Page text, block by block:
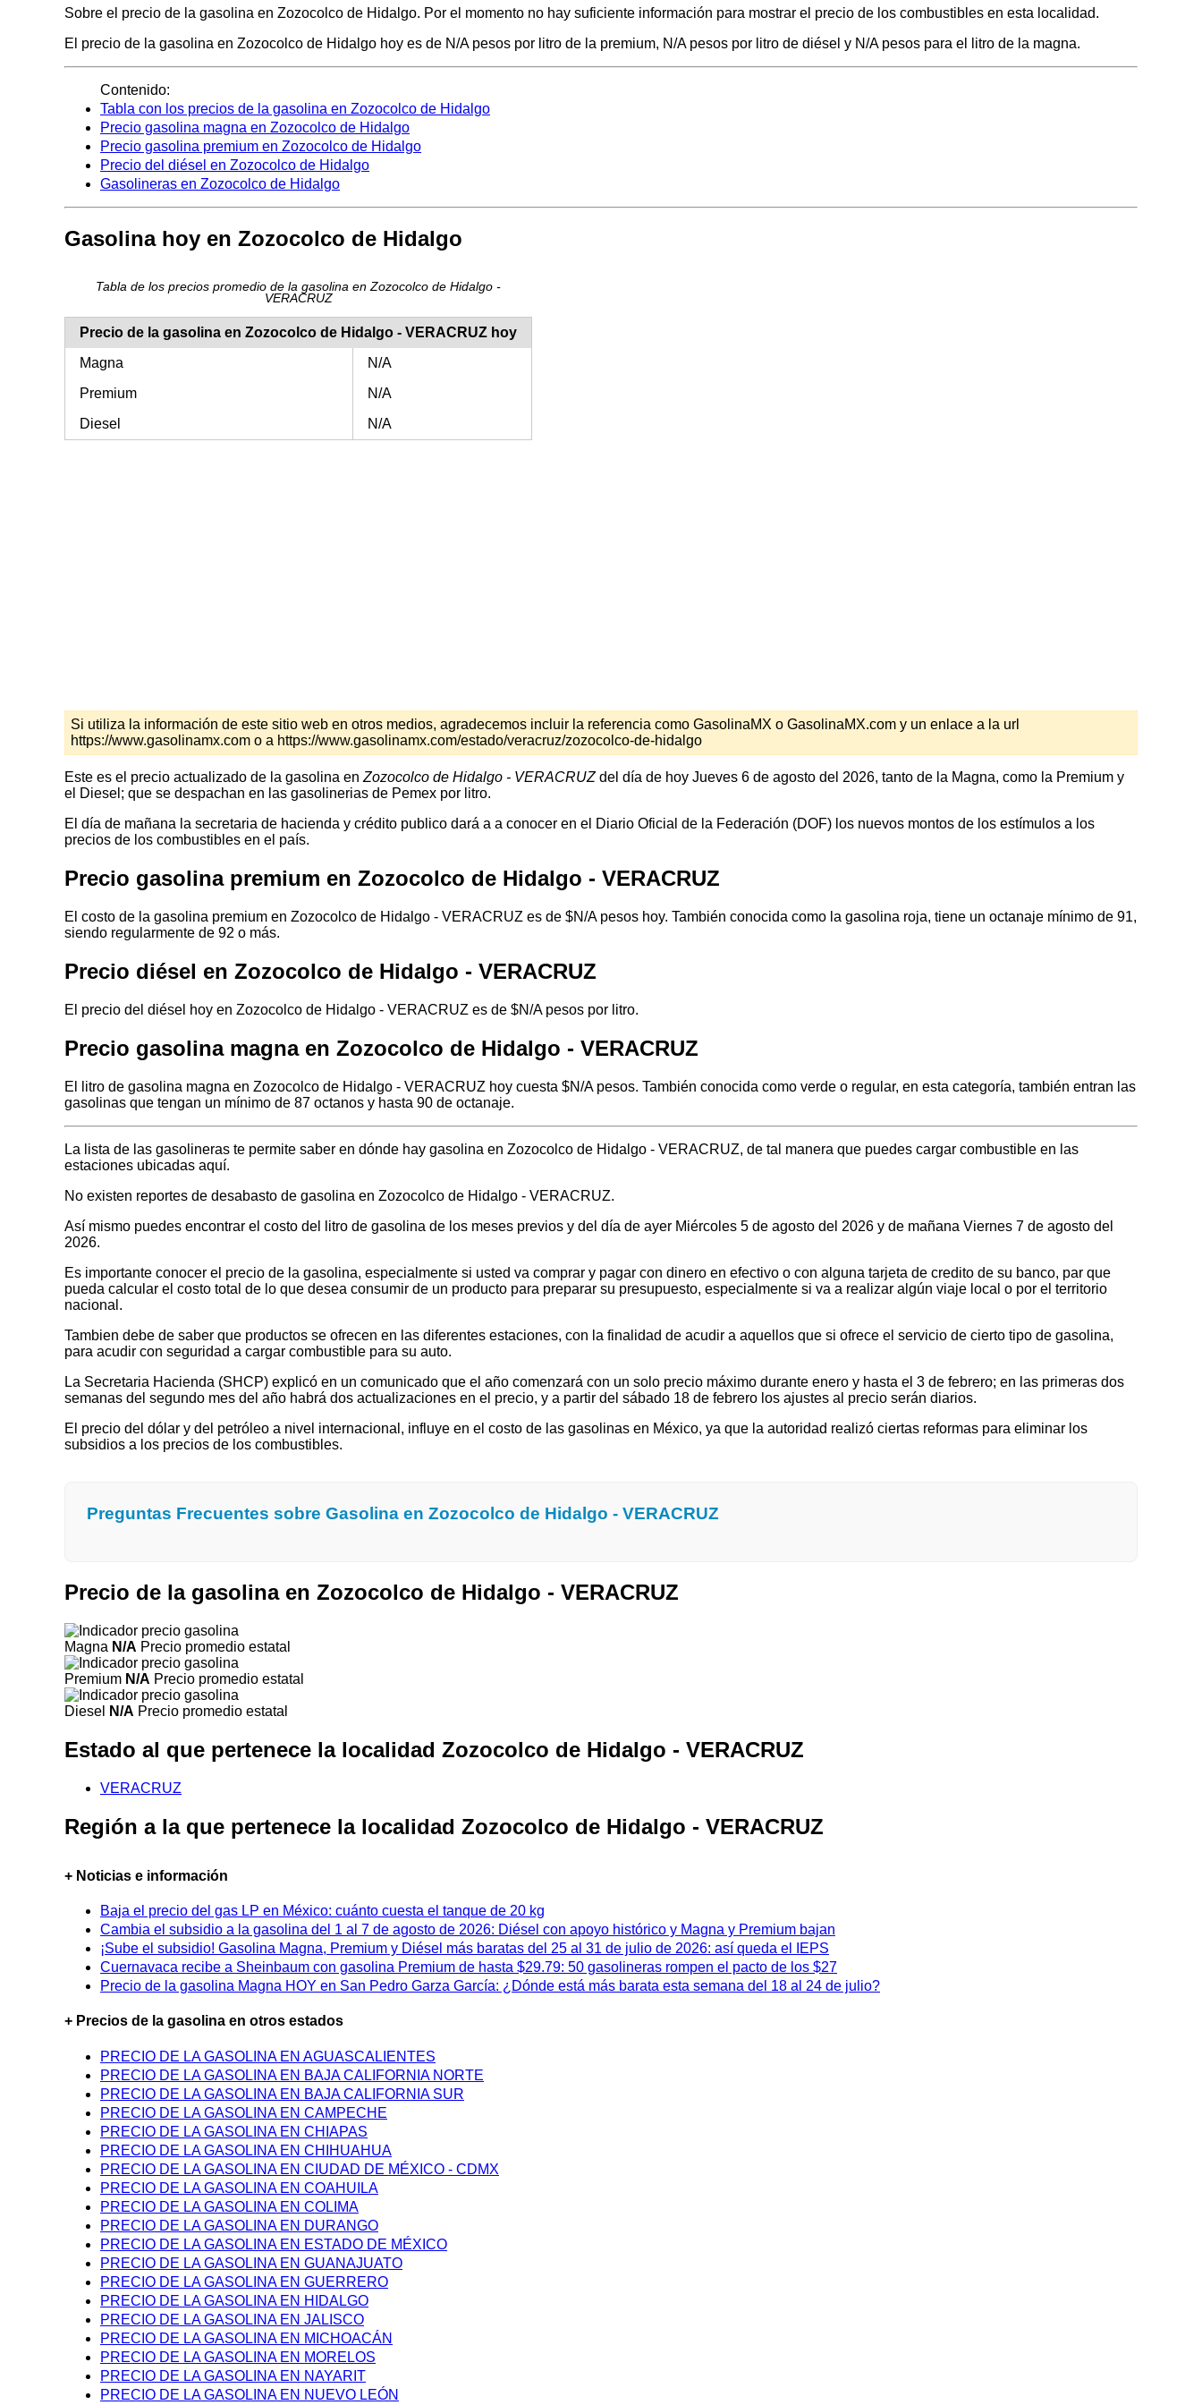
Sobre el precio de la gasolina en Zozocolco de Hidalgo. Por el momento no hay suficiente información para mostrar el precio de los combustibles en esta localidad.
El precio de la gasolina en Zozocolco de Hidalgo hoy es de N/A pesos por litro de la premium, N/A pesos por litro de diésel y N/A pesos para el litro de la magna.
Contenido:
Tabla con los precios de la gasolina en Zozocolco de Hidalgo
Precio gasolina magna en Zozocolco de Hidalgo
Precio gasolina premium en Zozocolco de Hidalgo
Precio del diésel en Zozocolco de Hidalgo
Gasolineras en Zozocolco de Hidalgo
Gasolina hoy en Zozocolco de Hidalgo
Tabla de los precios promedio de la gasolina en Zozocolco de Hidalgo -
VERACRUZ
Precio de la gasolina en Zozocolco de Hidalgo - VERACRUZ hoy
Magna
N/A
Premium
N/A
Diesel
N/A
Si utiliza la información de este sitio web en otros medios, agradecemos incluir la referencia como GasolinaMX o GasolinaMX.com y un enlace a la url
https://www.gasolinamx.com o a https://www.gasolinamx.com/estado/veracruz/zozocolco-de-hidalgo
Este es el precio actualizado de la gasolina en Zozocolco de Hidalgo - VERACRUZdel día de hoy Jueves 6 de agosto del 2026, tanto de la Magna, como la Premium y
el Diesel; que se despachan en las gasolinerias de Pemex por litro.
El día de mañana la secretaria de hacienda y crédito publico dará a a conocer en el Diario Oficial de la Federación (DOF) los nuevos montos de los estímulos a los
precios de los combustibles en el país.
Precio gasolina premium en Zozocolco de Hidalgo - VERACRUZ
El costo de la gasolina premium en Zozocolco de Hidalgo - VERACRUZ es de $N/A pesos hoy. También conocida como la gasolina roja, tiene un octanaje mínimo de 91,
siendo regularmente de 92 o más.
Precio diésel en Zozocolco de Hidalgo - VERACRUZ
El precio del diésel hoy en Zozocolco de Hidalgo - VERACRUZ es de $N/A pesos por litro.
Precio gasolina magna en Zozocolco de Hidalgo - VERACRUZ
El litro de gasolina magna en Zozocolco de Hidalgo - VERACRUZ hoy cuesta $N/A pesos. También conocida como verde o regular, en esta categoría, también entran las
gasolinas que tengan un mínimo de 87 octanos y hasta 90 de octanaje.
La lista de las gasolineras te permite saber en dónde hay gasolina en Zozocolco de Hidalgo - VERACRUZ, de tal manera que puedes cargar combustible en las
estaciones ubicadas aquí.
No existen reportes de desabasto de gasolina en Zozocolco de Hidalgo - VERACRUZ.
Así mismo puedes encontrar el costo del litro de gasolina de los meses previos y del día de ayer Miércoles 5 de agosto del 2026 y de mañana Viernes 7 de agosto del
2026.
Es importante conocer el precio de la gasolina, especialmente si usted va comprar y pagar con dinero en efectivo o con alguna tarjeta de credito de su banco, par que
pueda calcular el costo total de lo que desea consumir de un producto para preparar su presupuesto, especialmente si va a realizar algún viaje local o por el territorio
nacional.
Tambien debe de saber que productos se ofrecen en las diferentes estaciones, con la finalidad de acudir a aquellos que si ofrece el servicio de cierto tipo de gasolina,
para acudir con seguridad a cargar combustible para su auto.
La Secretaria Hacienda (SHCP) explicó en un comunicado que el año comenzará con un solo precio máximo durante enero y hasta el 3 de febrero; en las primeras dos
semanas del segundo mes del año habrá dos actualizaciones en el precio, y a partir del sábado 18 de febrero los ajustes al precio serán diarios.
El precio del dólar y del petróleo a nivel internacional, influye en el costo de las gasolinas en México, ya que la autoridad realizó ciertas reformas para eliminar los
subsidios a los precios de los combustibles.
Preguntas Frecuentes sobre Gasolina en Zozocolco de Hidalgo - VERACRUZ
Precio de la gasolina en Zozocolco de Hidalgo - VERACRUZ
Magna N/A Precio promedio estatal
Premium N/A Precio promedio estatal
Diesel N/A Precio promedio estatal
Estado al que pertenece la localidad Zozocolco de Hidalgo - VERACRUZ
VERACRUZ
Región a la que pertenece la localidad Zozocolco de Hidalgo - VERACRUZ
+ Noticias e información
Baja el precio del gas LP en México: cuánto cuesta el tanque de 20 kg
Cambia el subsidio a la gasolina del 1 al 7 de agosto de 2026: Diésel con apoyo histórico y Magna y Premium bajan
¡Sube el subsidio! Gasolina Magna, Premium y Diésel más baratas del 25 al 31 de julio de 2026: así queda el IEPS
Cuernavaca recibe a Sheinbaum con gasolina Premium de hasta $29.79: 50 gasolineras rompen el pacto de los $27
Precio de la gasolina Magna HOY en San Pedro Garza García: ¿Dónde está más barata esta semana del 18 al 24 de julio?
+ Precios de la gasolina en otros estados
PRECIO DE LA GASOLINA EN AGUASCALIENTES
PRECIO DE LA GASOLINA EN BAJA CALIFORNIA NORTE
PRECIO DE LA GASOLINA EN BAJA CALIFORNIA SUR
PRECIO DE LA GASOLINA EN CAMPECHE
PRECIO DE LA GASOLINA EN CHIAPAS
PRECIO DE LA GASOLINA EN CHIHUAHUA
PRECIO DE LA GASOLINA EN CIUDAD DE MÉXICO - CDMX
PRECIO DE LA GASOLINA EN COAHUILA
PRECIO DE LA GASOLINA EN COLIMA
PRECIO DE LA GASOLINA EN DURANGO
PRECIO DE LA GASOLINA EN ESTADO DE MÉXICO
PRECIO DE LA GASOLINA EN GUANAJUATO
PRECIO DE LA GASOLINA EN GUERRERO
PRECIO DE LA GASOLINA EN HIDALGO
PRECIO DE LA GASOLINA EN JALISCO
PRECIO DE LA GASOLINA EN MICHOACÁN
PRECIO DE LA GASOLINA EN MORELOS
PRECIO DE LA GASOLINA EN NAYARIT
PRECIO DE LA GASOLINA EN NUEVO LEÓN